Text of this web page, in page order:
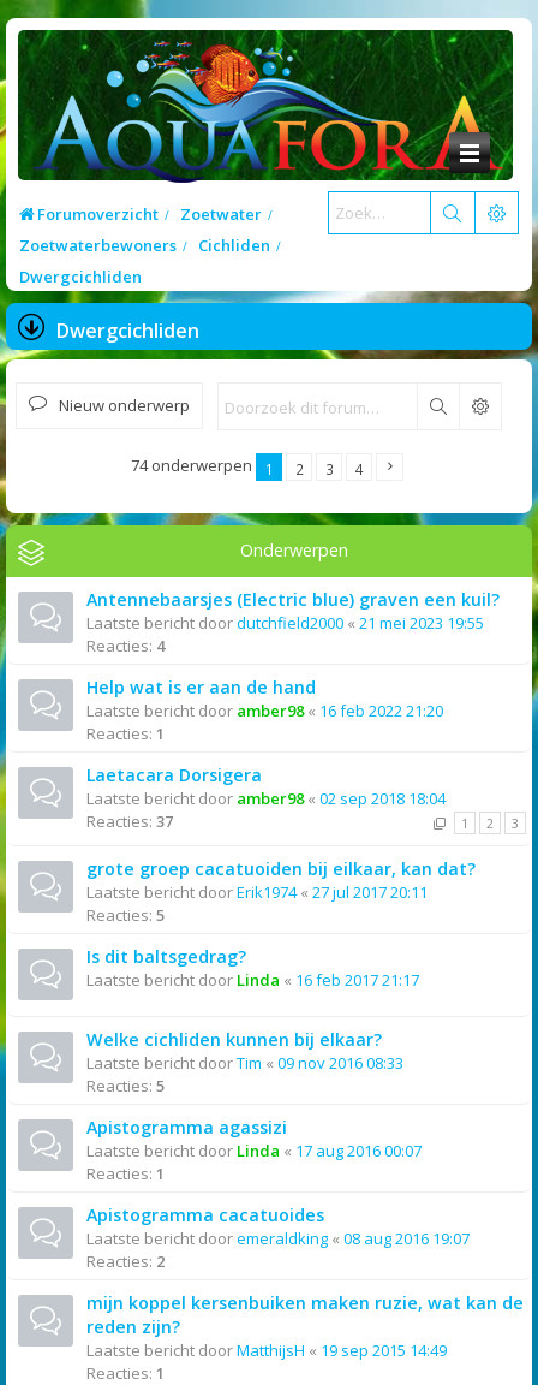
Forumoverzicht
Zoetwater
Zoetwaterbewoners
Cichliden
Dwergcichliden
Dwergcichliden
Nieuw onderwerp Zoek
74 onderwerpen 1 2 3 4
Onderwerpen
Antennebaarsjes (Electric blue) graven een kuil?
Laatste bericht doordutchfield2000 « 21 mei 2023 19:55
Reacties: 4
Help wat is er aan de hand
Laatste bericht door amber98« 16 feb 2022 21:20
Reacties: 1
Laetacara Dorsigera
Laatste bericht door amber98« 02 sep 2018 18:04
Reacties: 37 1 2 3
grote groep cacatuoiden bij eilkaar, kan dat?
Laatste bericht doorErik1974« 27 jul 2017 20:11
Reacties: 5
Is dit baltsgedrag?
Laatste bericht door Linda « 16 feb 2017 21:17
Welke cichliden kunnen bij elkaar?
Laatste bericht doorTim « 09 nov 2016 08:33
Reacties: 5
Apistogramma agassizi
Laatste bericht door Linda « 17 aug 2016 00:07
Reacties: 1
Apistogramma cacatuoides
Laatste bericht dooremeraldking « 08 aug 2016 19:07
Reacties: 2
mijn koppel kersenbuiken maken ruzie, wat kan de
reden zijn?
Laatste bericht doorMatthijsH « 19 sep 2015 14:49
Reacties: 1